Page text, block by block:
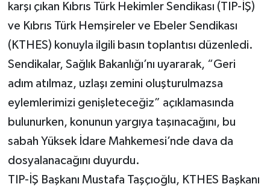
karşı çıkan Kıbrıs Türk Hekimler Sendikası (TIP-İŞ)
ve Kıbrıs Türk Hemşireler ve Ebeler Sendikası
(KTHES) konuyla ilgili basın toplantısı düzenledi.
Sendikalar, Sağlık Bakanlığı’nı uyararak, “Geri
adım atılmaz, uzlaşı zemini oluşturulmazsa
eylemlerimizi genişleteceğiz” açıklamasında
bulunurken, konunun yargıya taşınacağını, bu
sabah Yüksek İdare Mahkemesi’nde dava da
dosyalanacağını duyurdu.
TIP-İŞ Başkanı Mustafa Taşçıoğlu, KTHES Başkanı